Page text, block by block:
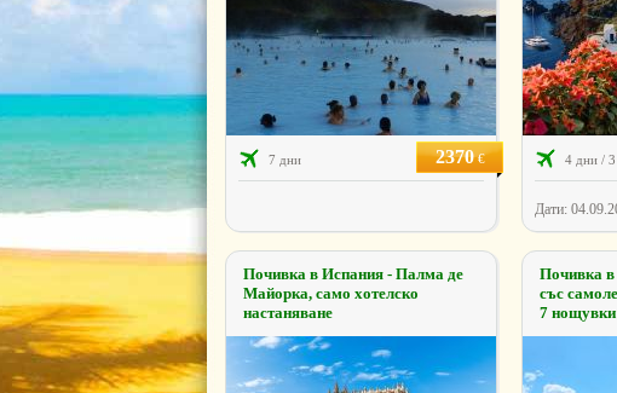
7 дни 2370€ 4 дни /
Дати:
Почивка в Испания - Палма де
Майорка, само хотелско
настаняване
Почивка
със
7 нощувки